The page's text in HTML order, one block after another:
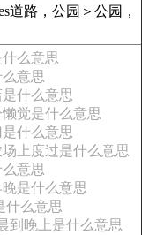
道路，公园＞公园，
什么意思
么意思
是什么意思
觉是什么意思
什么意思
上度过是什么意思
意思
是什么意思
什么意思
到晚上是什么意思